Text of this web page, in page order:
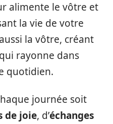
alimente le vôtre et
la vie de votre
la vôtre, créant
rayonne dans
quotidien.
journée soit
de joie, d’échanges